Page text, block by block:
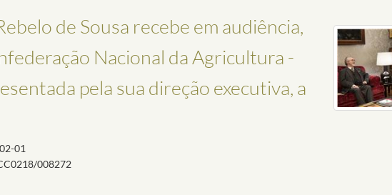
de Sousa recebe em audiência,
Nacional da Agricultura -
pela sua direção executiva, a
01
008272